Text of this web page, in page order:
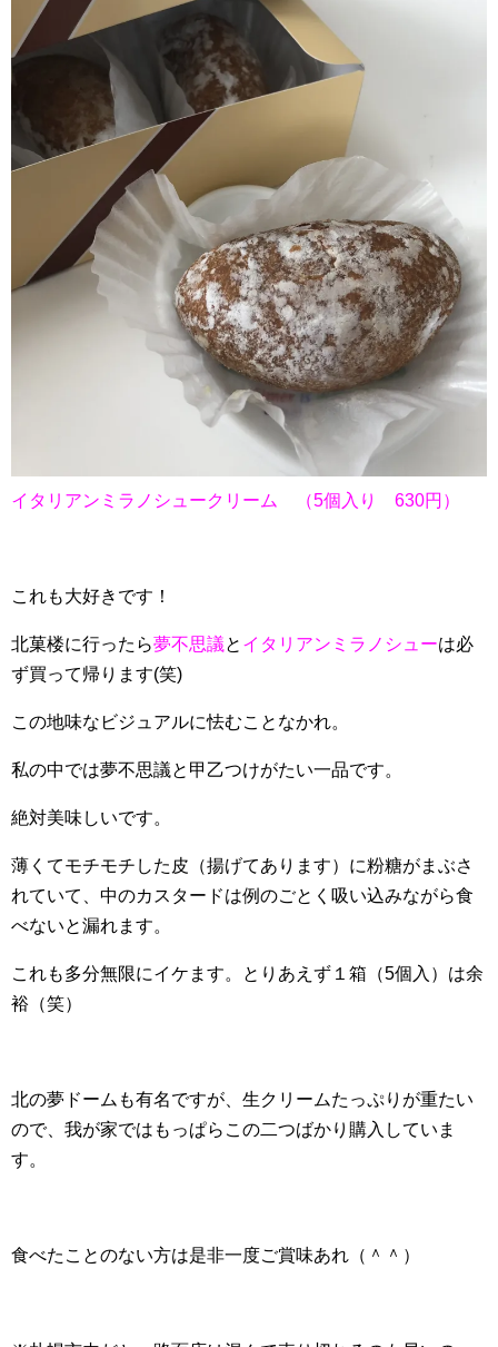
イタリアンミラノシュークリーム （5個入り 630円）
これも大好きです！
北菓楼に行ったら夢不思議と イタリアンミラノシューは必
ず買って帰ります(笑)
この地味なビジュアルに怯むことなかれ。
私の中では夢不思議と甲乙つけがたい一品です。
絶対美味しいです。
薄くてモチモチした皮（揚げてあります）に粉糖がまぶさ
れていて、中のカスタードは例のごとく吸い込みながら食
べないと漏れます。
これも多分無限にイケます。とりあえず１箱（5個入）は余
裕（笑）
北の夢ドームも有名ですが、生クリームたっぷりが重たい
ので、我が家ではもっぱらこの二つばかり購入していま
す。
食べたことのない方は是非一度ご賞味あれ（＾＾）